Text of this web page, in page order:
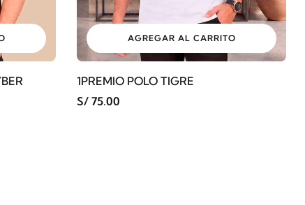
AGREGAR AL CARRITO
1PREMIO POLO TIGRE
S/ 75.00